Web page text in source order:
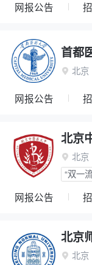
网报公告
首都
 北京
网报公告
北京
 北京
“双一
网报公告
北京
 北京